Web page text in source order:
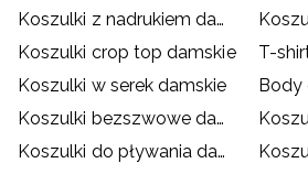
Koszulki z nadrukiem damskie
Koszulki crop top damskie
T-
Koszulki w serek damskie
Body
Koszulki bezszwowe damskie
Koszulki do pływania damskie